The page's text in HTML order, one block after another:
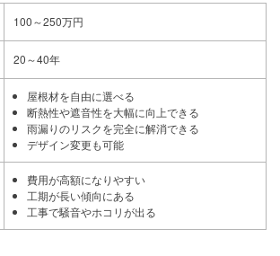
100～250万円
20～40年
屋根材を自由に選べる
断熱性や遮音性を大幅に向上できる
雨漏りのリスクを完全に解消できる
デザイン変更も可能
費用が高額になりやすい
工期が長い傾向にある
工事で騒音やホコリが出る